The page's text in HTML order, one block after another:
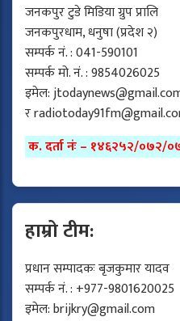
जनकपुर टुडे मिडिया ग्रुप प्रालि
जनकपुरधाम, धनुषा (प्रदेश २)
सम्पर्क नं. : 041-590101
सम्पर्क मो. नं. : 9854026025
इमेल:
र
क. दर्ता नंः – १४६२५२/०७२/
हाम्रो टीम:
प्रधान सम्पादकः बृजकुमार यादव
सम्पर्क नं. : +977-9801620025
इमेल:brijkry@gmail.com